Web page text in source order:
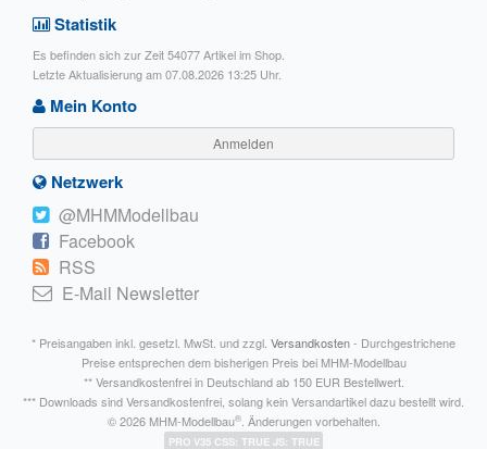
Statistik
Es befinden sich zur Zeit 54077 Artikel im Shop.
Letzte Aktualisierung am 07.08.2026 13:25 Uhr.
Mein Konto
Anmelden
Netzwerk
@MHMModellbau
Facebook
RSS
E-Mail Newsletter
* Preisangaben inkl. gesetzl. MwSt. und zzgl. Versandkosten- Durchgestrichene
Preise entsprechen dem bisherigen Preis bei MHM-Modellbau
** Versandkostenfrei in Deutschland ab 150 EUR Bestellwert.
*** Downloads sind Versandkostenfrei, solang kein Versandartikel dazu bestellt wird.
© 2026 MHM-Modellbau®. Änderungen vorbehalten.
PRO V35 CSS: TRUE JS: TRUE